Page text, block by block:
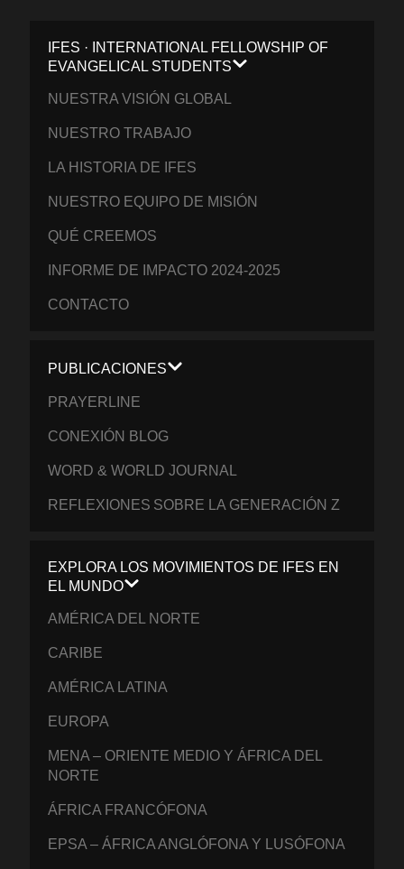
IFES · INTERNATIONAL FELLOWSHIP OF
EVANGELICAL STUDENTS
NUESTRA VISIÓN GLOBAL
NUESTRO TRABAJO
LA HISTORIA DE IFES
NUESTRO EQUIPO DE MISIÓN
QUÉ CREEMOS
INFORME DE IMPACTO 2024-2025
CONTACTO
PUBLICACIONES
PRAYERLINE
CONEXIÓN BLOG
WORD & WORLD JOURNAL
REFLEXIONES SOBRE LA GENERACIÓN Z
EXPLORA LOS MOVIMIENTOS DE IFES EN
EL MUNDO
AMÉRICA DEL NORTE
CARIBE
AMÉRICA LATINA
EUROPA
MENA – ORIENTE MEDIO Y ÁFRICA DEL
NORTE
ÁFRICA FRANCÓFONA
EPSA – ÁFRICA ANGLÓFONA Y LUSÓFONA